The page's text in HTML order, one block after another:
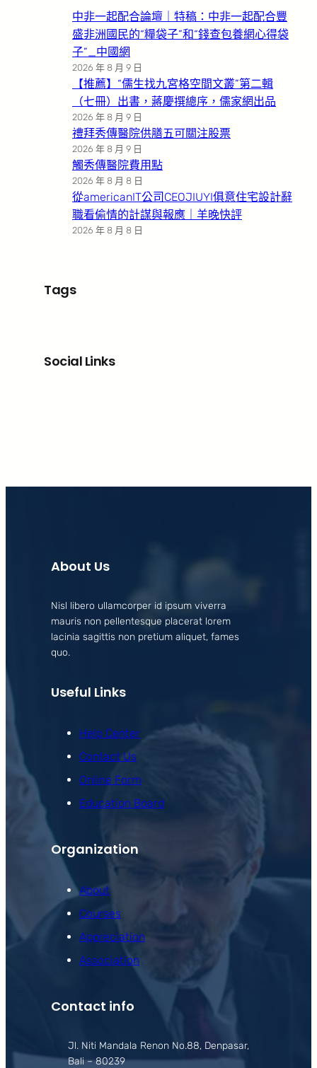
中非一起配合論壇｜特稿：中非一起配合豐
盛非洲國民的“糧袋子”和“錢查包養網心得袋
子”_中國網
2026 年 8 月 9 日
【推薦】“儒生找九宮格空間文叢”第二輯
（七冊）出書，蔣慶撰總序，儒家網出品
2026 年 8 月 9 日
禮拜秀傳醫院供膳五可關注股票
2026 年 8 月 9 日
觸秀傳醫院費用點
2026 年 8 月 8 日
從americanIT公司CEOJIUYI俱意住宅設計辭
職看偷情的計謀與報應｜羊晚快評
2026 年 8 月 8 日
Tags
Social Links
About Us
Nisl libero ullamcorper id ipsum viverra
mauris non pellentesque placerat lorem
lacinia sagittis non pretium aliquet, fames
quo.
Useful Links
Help Center
Contact Us
Online Form
Education Board
Organization
About
Courses
Appreciation
Association
Contact info
Jl. Niti Mandala Renon No.88, Denpasar,
Bali – 80239